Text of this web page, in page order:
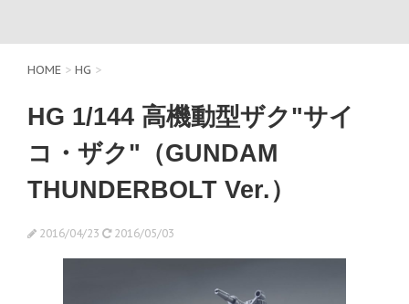
HOME > HG >
HG 1/144 高機動型ザク"サイ
コ・ザク"（GUNDAM
THUNDERBOLT Ver.）
2016/04/23 2016/05/03